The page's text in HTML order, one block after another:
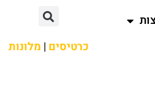
כרטיסים | מלונות